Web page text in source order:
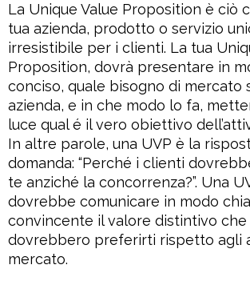
La Unique Value Proposition è ciò
tua azienda, prodotto o servizio
irresistibile per i clienti. La tua
Proposition, dovrà presentare in
conciso, quale bisogno di mercato
azienda, e in che modo lo fa,
luce qual é il vero obiettivo
In altre parole, una UVP è la
domanda: “Perché i clienti
te anziché la concorrenza?”. Una
dovrebbe comunicare in modo
convincente il valore distintivo
dovrebbero preferirti rispetto agli
mercato.